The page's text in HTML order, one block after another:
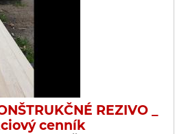
REZIVO _
cenník